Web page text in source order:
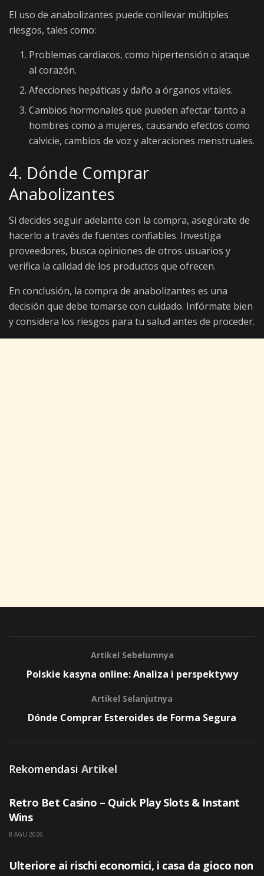
El uso de anabolizantes puede conllevar múltiples
riesgos, tales como:
Problemas cardiacos, como hipertensión o ataque
al corazón.
Afecciones hepáticas y daño a órganos vitales.
Cambios hormonales que pueden afectar tanto a
hombres como a mujeres, causando efectos como
calvicie, cambios de voz y alteraciones menstruales.
4. Dónde Comprar
Anabolizantes
Si decides seguir adelante con la compra, asegúrate de
hacerlo a través de fuentes confiables. Investiga
proveedores, busca opiniones de otros usuarios y
verifica la calidad de los productos que ofrecen.
En conclusión, la compra de anabolizantes es una
decisión que debe tomarse con cuidado. Infórmate bien
y considera los riesgos para tu salud antes de proceder.
Artikel Sebelumnya
Polskie kasyna online: Analiza i perspektywy
Artikel Selanjutnya
Dónde Comprar Esteroides de Forma Segura
Rekomendasi Artikel
Retro Bet Casino – Quick Play Slots & Instant
Wins
8 AGU 2026
Ulteriore ai rischi economici, i casa da gioco non